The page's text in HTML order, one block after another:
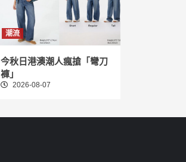
潮流
今秋日港澳潮人瘋搶「彎刀
褲」
2026-08-07